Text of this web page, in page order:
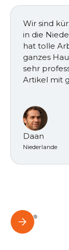
Wir sind
in die
hat tolle
ganzes
sehr
Artikel mit
Daan
Niederlande